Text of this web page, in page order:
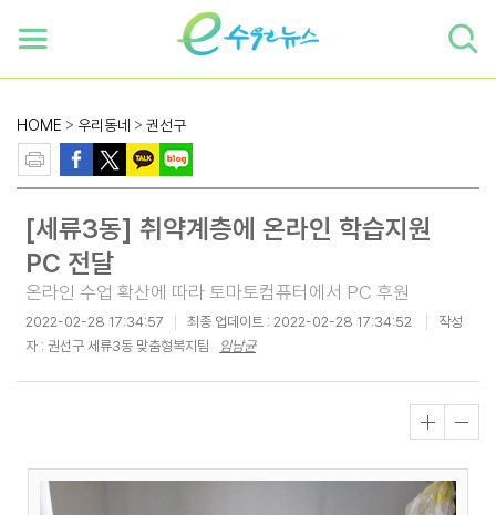
HOME > 우리동네 > 권선구
[세류3동] 취약계층에 온라인 학습지원
PC 전달
온라인 수업 확산에 따라 토마토컴퓨터에서 PC 후원
2022-02-28 17:34:57 최종 업데이트 : 2022-02-28 17:34:52
작성
자 : 권선구 세류3동 맞춤형복지팀
임남균